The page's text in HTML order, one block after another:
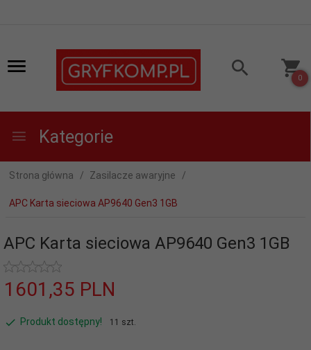
0
Kategorie
Strona główna Zasilacze awaryjne
APC Karta sieciowa AP9640 Gen3 1GB
APC Karta sieciowa AP9640 Gen3 1GB
1601,35 PLN
Produkt dostępny! 11 szt.